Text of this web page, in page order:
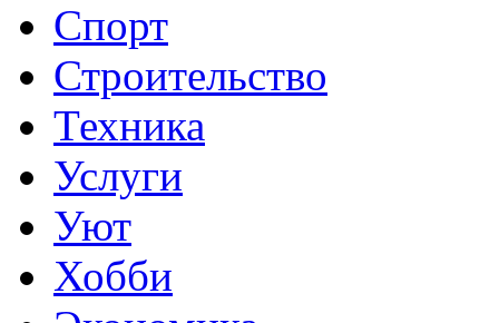
Спорт
Строительство
Техника
Услуги
Уют
Хобби